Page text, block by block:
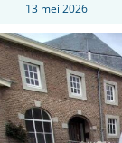
13 mei 2026